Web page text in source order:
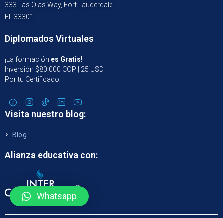
333 Las Olas Way, Fort Lauderdale
FL 33301
Diplomados Virtuales
¡La formación es Gratis!
Inversión $80.000 COP | 25 USD
Por tu Certificado.
Visita nuestro blog:
Blog
Alianza educativa con:
Whatsapp